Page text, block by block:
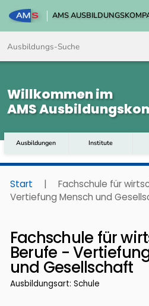
AMS
Willkommen im
AMS
Ausbildungen Institute
Start |
Fachschule für
Vertiefung Mensch und
Fachschule für
Berufe -
und Gesellschaft
Ausbildungsart: Schule